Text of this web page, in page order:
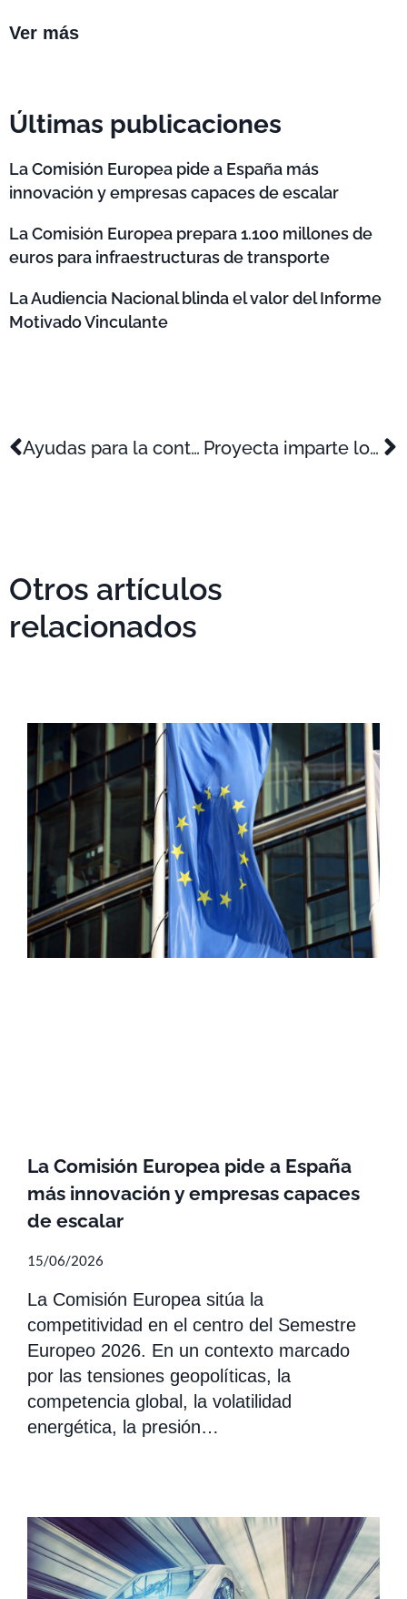
Ver más
Últimas publicaciones
La Comisión Europea pide a España más
innovación y empresas capaces de escalar
La Comisión Europea prepara 1.100 millones de
euros para infraestructuras de transporte
La Audiencia Nacional blinda el valor del Informe
Motivado Vinculante
Ayudas para la contratación de doctores. Programa Torres Quevedo. Proyecta imparte los módulos de creatividad y vigilancia en el ciclo Aula Empresa de Cartagena
Otros artículos
relacionados
La Comisión Europea pide a España
más innovación y empresas capaces
de escalar
15/06/2026
La Comisión Europea sitúa la
competitividad en el centro del Semestre
Europeo 2026. En un contexto marcado
por las tensiones geopolíticas, la
competencia global, la volatilidad
energética, la presión…